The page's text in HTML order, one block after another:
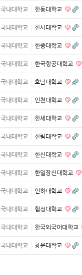
국내대학교 한동대학교
국내대학교 한서대학교
국내대학교 한중대학교
국내대학교 한국항공대학교
국내대학교 호남대학교
국내대학교 인천대학교
국내대학교 한세대학교
국내대학교 한림대학교
국내대학교 한신대학교
국내대학교 한일장신대학교
국내대학교 인하대학교
국내대학교 협성대학교
국내대학교 한국외국어대학교
국내대학교 청운대학교